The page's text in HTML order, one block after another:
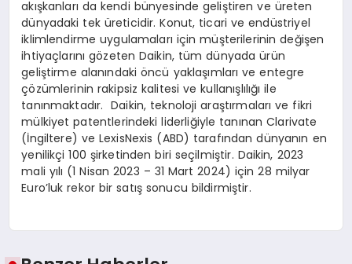
akışkanları da kendi bünyesinde geliştiren ve üreten
dünyadaki tek üreticidir. Konut, ticari ve endüstriyel
iklimlendirme uygulamaları için müşterilerinin değişen
ihtiyaçlarını gözeten Daikin, tüm dünyada ürün
geliştirme alanındaki öncü yaklaşımları ve entegre
çözümlerinin rakipsiz kalitesi ve kullanışlılığı ile
tanınmaktadır. Daikin, teknoloji araştırmaları ve fikri
mülkiyet patentlerindeki liderliğiyle tanınan Clarivate
(İngiltere) ve LexisNexis (ABD) tarafından dünyanın en
yenilikçi 100 şirketinden biri seçilmiştir. Daikin, 2023
mali yılı (1 Nisan 2023 – 31 Mart 2024) için 28 milyar
Euro’luk rekor bir satış sonucu bildirmiştir.